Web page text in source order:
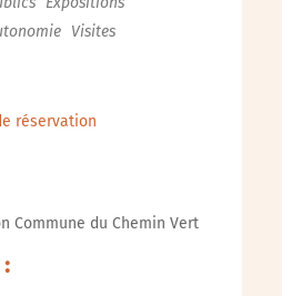
Visites
réservation
Commune du Chemin Vert